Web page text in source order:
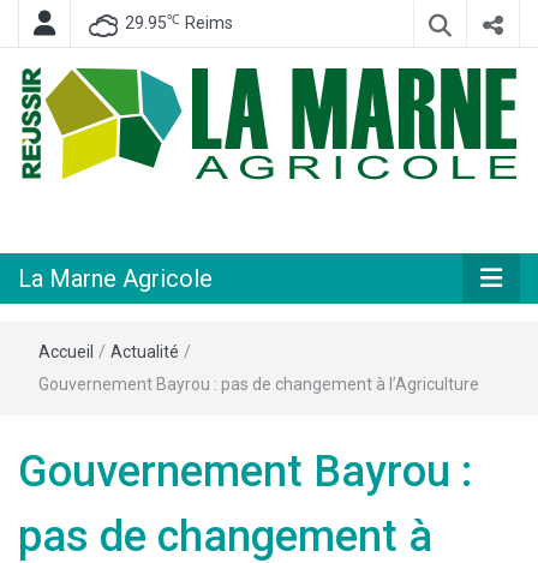
29.95℃ Reims
Agricole
La Marne Agricole
Accueil / Actualité /
Gouvernement Bayrou : pas de changement à l’Agriculture
Gouvernement Bayrou :
pas de changement à